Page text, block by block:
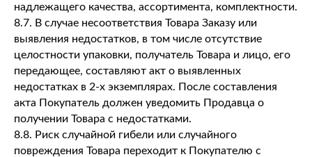
надлежащего качества, ассортимента, комплектности.
8.7. В случае несоответствия Товара Заказу или
выявления недостатков, в том числе отсутствие
целостности упаковки, получатель Товара и лицо, его
передающее, составляют акт о выявленных
недостатках в 2-х экземплярах. После составления
акта Покупатель должен уведомить Продавца о
получении Товара с недостатками.
8.8. Риск случайной гибели или случайного
повреждения Товара переходит к Покупателю с